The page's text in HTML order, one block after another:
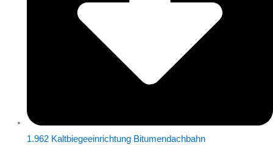
1.962 Kaltbiegeeinrichtung Bitumendachbahn